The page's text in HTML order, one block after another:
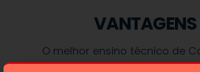
O melhor ensino técnico de